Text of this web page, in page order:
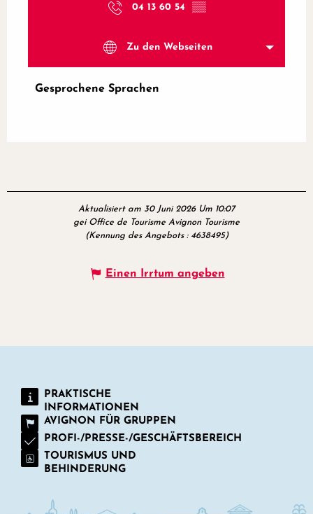
04 13 60 54 ▒▒
Zu den Webseiten
Gesprochene Sprachen
Gesprochene Sprachen
Aktualisiert am 30 Juni 2026 Um 10:07
gei Office de Tourisme Avignon Tourisme
(Kennung des Angebots : 4638495)
Einen Irrtum angeben
PRAKTISCHE
INFORMATIONEN
AVIGNON FÜR GRUPPEN
PROFI-/PRESSE-/GESCHÄFTSBEREICH
TOURISMUS UND
BEHINDERUNG